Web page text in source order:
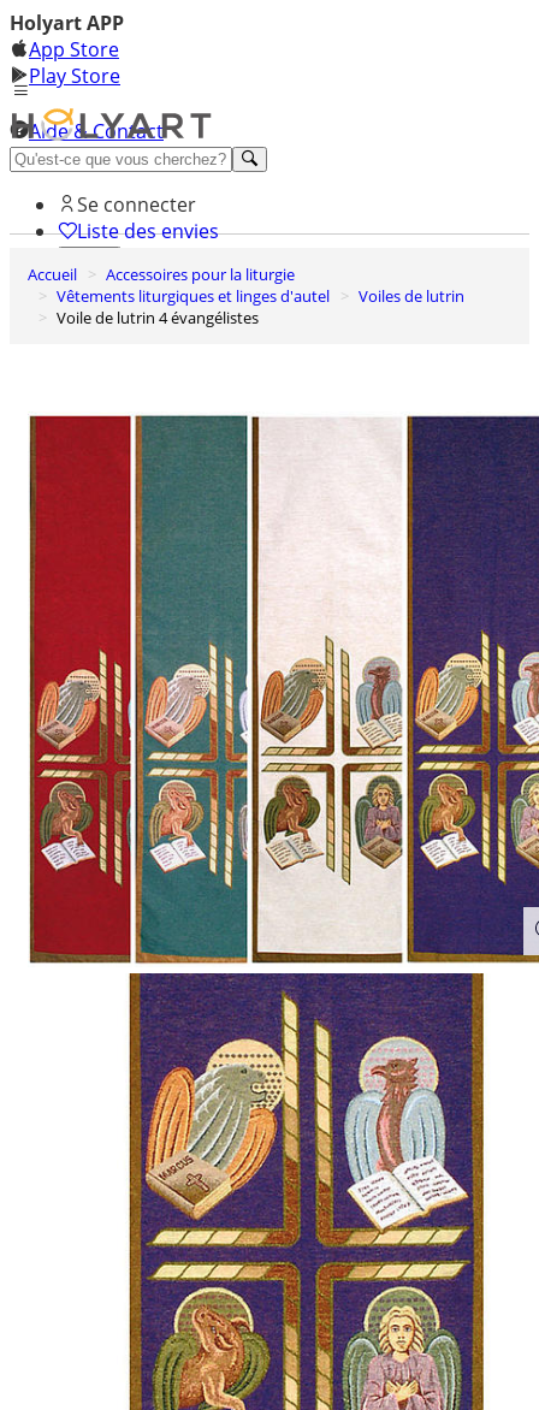
Holyart APP
App Store
Play Store
Aide & Contact
Découvrez Premium
Se connecter
Liste des envies
0
Panier
Accueil
Accessoires pour la liturgie
Vêtements liturgiques et linges d'autel
Voiles de lutrin
Voile de lutrin 4 évangélistes